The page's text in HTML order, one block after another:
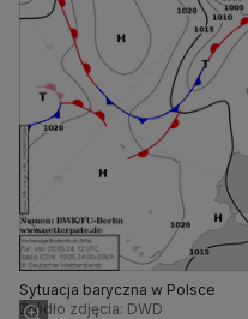
Sytuacja baryczna w Polsce
Źródło zdjęcia: DWD